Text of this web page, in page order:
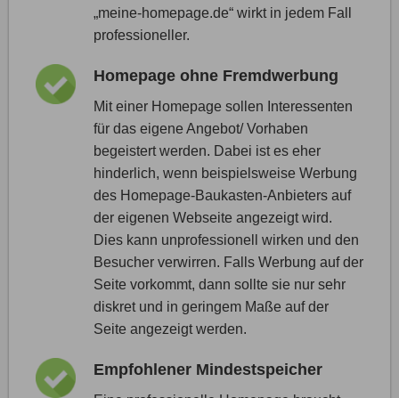
„meine-homepage.de“ wirkt in jedem Fall
professioneller.
Homepage ohne Fremdwerbung
Mit einer Homepage sollen Interessenten
für das eigene Angebot/ Vorhaben
begeistert werden. Dabei ist es eher
hinderlich, wenn beispielsweise Werbung
des Homepage-Baukasten-Anbieters auf
der eigenen Webseite angezeigt wird.
Dies kann unprofessionell wirken und den
Besucher verwirren. Falls Werbung auf der
Seite vorkommt, dann sollte sie nur sehr
diskret und in geringem Maße auf der
Seite angezeigt werden.
Empfohlener Mindestspeicher